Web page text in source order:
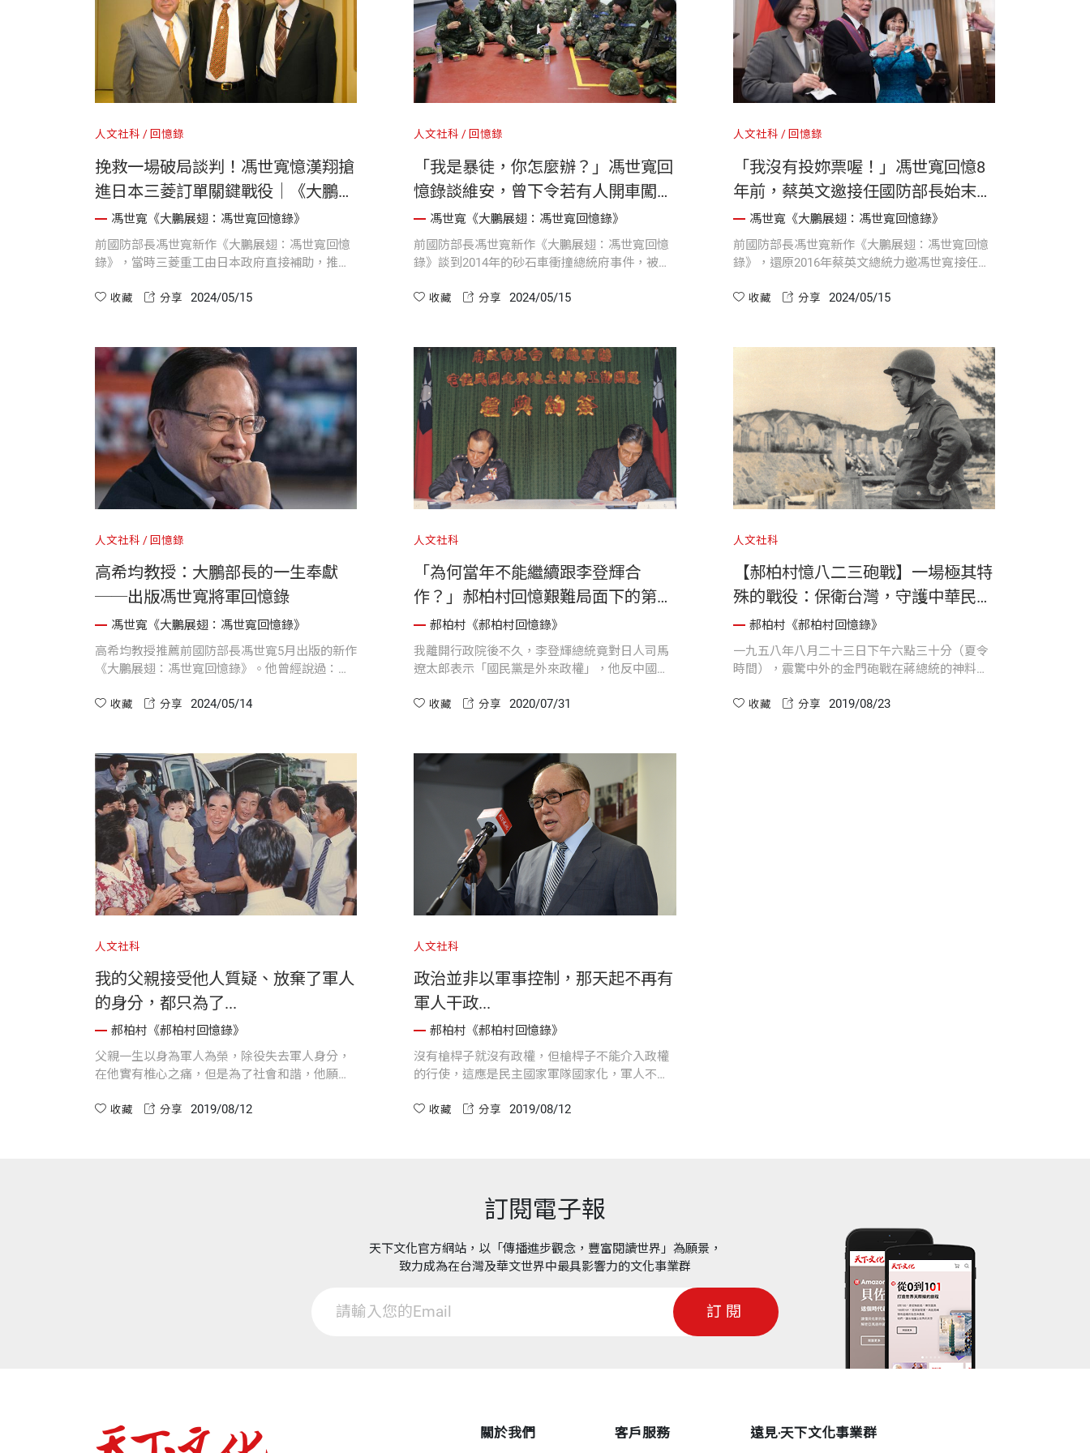
人文社科 回憶錄
挽救一場破局談判！馮世寬憶漢翔搶
進日本三菱訂單關鍵戰役｜《大鵬展
翅：馮世寬回憶錄》
馮世寬《大鵬展翅：馮世寬回憶錄》
前國防部長馮世寬新作《大鵬展翅：馮世寬回憶
錄》，當時三菱重工由日本政府直接補助，推動
Regional Jet, MRJ」三菱區間客機），漢翔收到
世寬心生妙計，挽救一場破局的談判。
收藏 分享 2024/05/15
人文社科 回憶錄
「我是暴徒，你怎麼辦？」馮世寬回
憶錄談維安，曾下令若有人開車闖總
統府立即開槍｜《大鵬展翅：馮世寬
回憶錄》
馮世寬《大鵬展翅：馮世寬回憶錄》
前國防部長馮世寬新作《大鵬展翅：馮世寬回憶
錄》談到2014年的砂石車衝撞總統府事件，被認
馮世寬認為，國家元首的安全是最要緊的事。
收藏 分享 2024/05/15
人文社科 回憶錄
「我沒有投妳票喔！」馮世寬回憶8
年前，蔡英文邀接任國防部長始末｜
《大鵬展翅：馮世寬回憶錄》
馮世寬《大鵬展翅：馮世寬回憶錄》
前國防部長馮世寬新作《大鵬展翅：馮世寬回憶
錄》，還原2016年蔡英文總統力邀馮世寬接任國
英文總統）」突如其來的邀請，一時無言以對。
的來當我的國防部長呢？」
收藏 分享 2024/05/15
人文社科 回憶錄
高希均教授：大鵬部長的一生奉獻
──出版馮世寬將軍回憶錄
馮世寬《大鵬展翅：馮世寬回憶錄》
高希均教授推薦前國防部長馮世寬5月出版的新作
《大鵬展翅：馮世寬回憶錄》。他曾經說過：
挑戰現狀，改變現狀。馮將軍這位傳主，在這本
飛。」
收藏 分享 2024/05/14
人文社科
「為何當年不能繼續跟李登輝合
作？」郝柏村回憶艱難局面下的第三
選擇！
郝柏村《郝柏村回憶錄》
我離開行政院後不久，李登輝總統竟對日人司馬
遼太郎表示「國民黨是外來政權」，他反中國國
定會恍然大悟，我當時為什麼不能與李登輝合作
收藏 分享 2020/07/31
人文社科
【郝柏村憶八二三砲戰】一場極其特
殊的戰役：保衛台灣，守護中華民國
的政治精神
郝柏村《郝柏村回憶錄》
一九五八年八月二十三日下午六點三十分（夏令
時間），震驚中外的金門砲戰在蔣總統的神料中
月，官兵生活艱苦，尤以大二膽為甚，但士氣振
收藏 分享 2019/08/23
人文社科
我的父親接受他人質疑、放棄了軍人
的身分，都只為了...
郝柏村《郝柏村回憶錄》
父親一生以身為軍人為榮，除役失去軍人身分，
在他實有椎心之痛，但是為了社會和諧，他願意
年，對政治現實的認知過於單純。
收藏 分享 2019/08/12
人文社科
政治並非以軍事控制，那天起不再有
軍人干政...
郝柏村《郝柏村回憶錄》
沒有槍桿子就沒有政權，但槍桿子不能介入政權
的行使，這應是民主國家軍隊國家化，軍人不應
收藏 分享 2019/08/12
訂閱電子報
天下文化官方網站，以「傳播進步觀念，豐富閱讀世界」為願景，
致力成為在台灣及華文世界中最具影響力的文化事業群
訂閱
關於我們 客戶服務 遠見‧天下文化事業群